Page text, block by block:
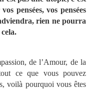
pensées, vos pensées
rien ne pourra
de l’Amour, de la
ce que vous pouvez
voilà pourquoi vous êtes